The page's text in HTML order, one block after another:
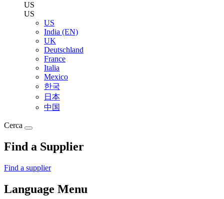
US
US
US
India (EN)
UK
Deutschland
France
Italia
Mexico
한국
日本
中国
Cerca
Find a Supplier
Find a supplier
Language Menu